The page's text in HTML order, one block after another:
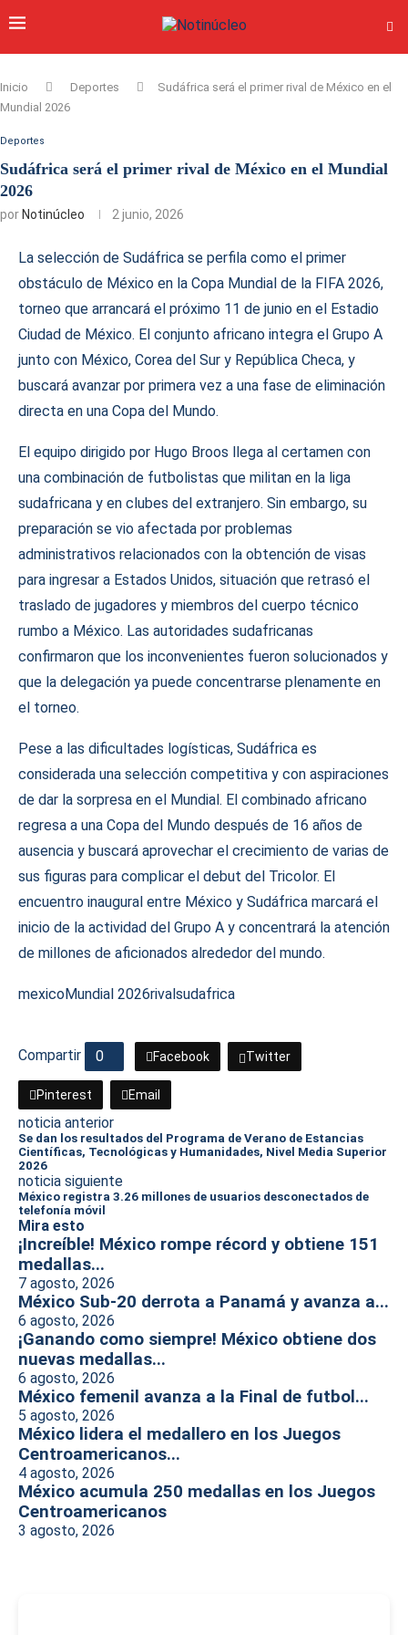
Inicio Deportes
Sudáfrica será el primer rival de México en el
Mundial 2026
Deportes
Sudáfrica será el primer rival de México en el Mundial
2026
por Notinúcleo 2 junio, 2026
La selección de Sudáfrica se perfila como el primer
obstáculo de México en la Copa Mundial de la FIFA 2026,
torneo que arrancará el próximo 11 de junio en el Estadio
Ciudad de México. El conjunto africano integra el Grupo A
junto con México, Corea del Sur y República Checa, y
buscará avanzar por primera vez a una fase de eliminación
directa en una Copa del Mundo.
El equipo dirigido por Hugo Broos llega al certamen con
una combinación de futbolistas que militan en la liga
sudafricana y en clubes del extranjero. Sin embargo, su
preparación se vio afectada por problemas
administrativos relacionados con la obtención de visas
para ingresar a Estados Unidos, situación que retrasó el
traslado de jugadores y miembros del cuerpo técnico
rumbo a México. Las autoridades sudafricanas
confirmaron que los inconvenientes fueron solucionados y
que la delegación ya puede concentrarse plenamente en
el torneo.
Pese a las dificultades logísticas, Sudáfrica es
considerada una selección competitiva y con aspiraciones
de dar la sorpresa en el Mundial. El combinado africano
regresa a una Copa del Mundo después de 16 años de
ausencia y buscará aprovechar el crecimiento de varias de
sus figuras para complicar el debut del Tricolor. El
encuentro inaugural entre México y Sudáfrica marcará el
inicio de la actividad del Grupo A y concentrará la atención
de millones de aficionados alrededor del mundo.
mexicoMundial 2026rivalsudafrica
Compartir 0 Facebook Twitter
Pinterest Email
noticia anterior
Se dan los resultados del Programa de Verano de Estancias
Científicas, Tecnológicas y Humanidades, Nivel Media Superior
2026
noticia siguiente
México registra 3.26 millones de usuarios desconectados de
telefonía móvil
Mira esto
¡Increíble! México rompe récord y obtiene 151
medallas...
7 agosto, 2026
México Sub-20 derrota a Panamá y avanza a...
6 agosto, 2026
¡Ganando como siempre! México obtiene dos
nuevas medallas...
6 agosto, 2026
México femenil avanza a la Final de futbol...
5 agosto, 2026
México lidera el medallero en los Juegos
Centroamericanos...
4 agosto, 2026
México acumula 250 medallas en los Juegos
Centroamericanos
3 agosto, 2026